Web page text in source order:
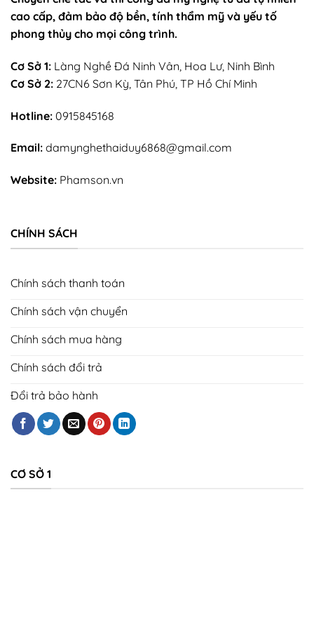
cao cấp, đảm bảo độ bền, tính thẩm mỹ và yếu tố
phong thủy cho mọi công trình.
Cơ Sở 1: Làng Nghề Đá Ninh Vân, Hoa Lư, Ninh Bình
Cơ Sở 2: 27CN6 Sơn Kỳ, Tân Phú, TP Hồ Chí Minh
Hotline: 0915845168
Email: damynghethaiduy6868@gmail.com
Website: Phamson.vn
CHÍNH SÁCH
Chính sách thanh toán
Chính sách vận chuyển
Chính sách mua hàng
Chính sách đổi trả
Đổi trả bảo hành
CƠ SỞ 1